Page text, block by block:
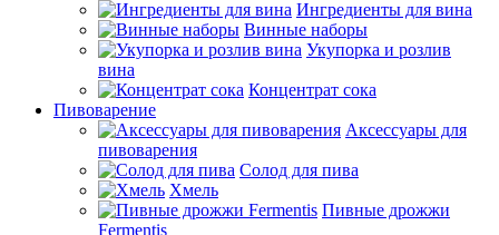
Ингредиенты для вина
Винные наборы
Укупорка и розлив
вина
Концентрат сока
Пивоварение
Аксессуары для
пивоварения
Солод для пива
Хмель
Пивные дрожжи
Fermentis